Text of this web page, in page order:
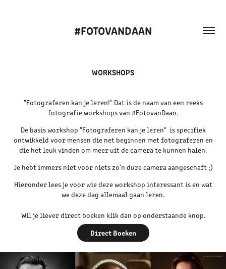
#FOTOVANDAAN
WORKSHOPS
"Fotograferen kan je leren!" Dat is de naam van een reeks
fotografie workshops van #FotovanDaan.
De basis workshop "Fotograferen kan je leren" is specifiek
ontwikkeld voor mensen die net beginnen met fotograferen en
die het leuk vinden om meer uit de camera te kunnen halen.
Je hebt immers niet voor niets zo'n dure camera aangeschaft ;)
Hieronder lees je voor wie deze workshop interessant is en wat
we deze dag allemaal gaan leren.
Wil je liever direct boeken klik dan op onderstaande knop.
Direct Boeken